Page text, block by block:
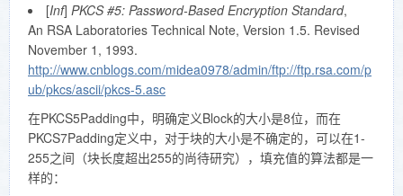
[Inf] PKCS #5: Password-Based Encryption Standard,
An RSA Laboratories Technical Note, Version 1.5. Revised
November 1, 1993.
http://www.cnblogs.com/midea0978/admin/ftp://ftp.rsa.com/p
ub/pkcs/ascii/pkcs-5.asc
在PKCS5Padding中，明确定义Block的大小是8位，而在
PKCS7Padding定义中，对于块的大小是不确定的，可以在1-
255之间（块长度超出255的尚待研究），填充值的算法都是一
样的：